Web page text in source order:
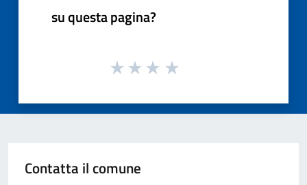
su questa pagina?
Contatta il comune